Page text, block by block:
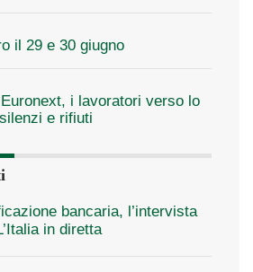
il 29 e 30 giugno
i lavoratori verso lo
e rifiuti
bancaria, l’intervista
in diretta